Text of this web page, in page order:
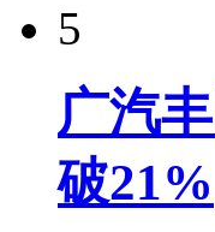
5
广汽
破21%